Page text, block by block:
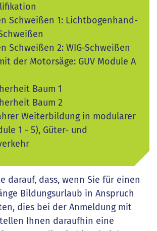
Schweißen 1: Lichtbogenhand-
Schweißen 2: WIG-Schweißen
der Motorsäge: GUV Module A
Baum 1
Baum 2
Weiterbildung in modularer
1 - 5), Güter- und
darauf, dass, wenn Sie für einen
Bildungsurlaub in Anspruch
dies bei der Anmeldung mit
Ihnen daraufhin eine